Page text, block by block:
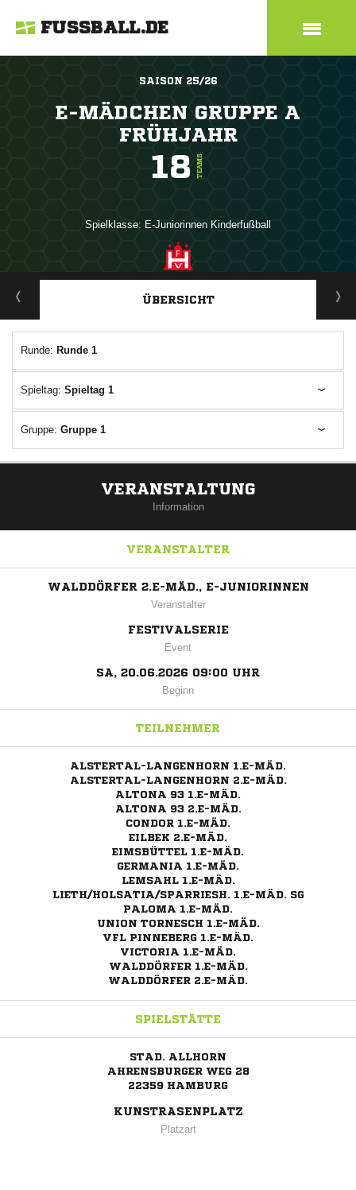
FUSSBALL.DE
SAISON 25/26
E-MÄDCHEN GRUPPE A
FRÜHJAHR
18 TEAMS
Spielklasse: E-Juniorinnen Kinderfußball
ANZEIGE
ÜBERSICHT
Runde: Runde 1
Spieltag: Spieltag 1
Gruppe: Gruppe 1
VERANSTALTUNG
Information
VERANSTALTER
WALDDÖRFER 2.E-MÄD., E-JUNIORINNEN
Veranstalter
FESTIVALSERIE
Event
SA, 20.06.2026 09:00 UHR
Beginn
TEILNEHMER
ALSTERTAL-LANGENHORN 1.E-MÄD.
ALSTERTAL-LANGENHORN 2.E-MÄD.
ALTONA 93 1.E-MÄD.
ALTONA 93 2.E-MÄD.
CONDOR 1.E-MÄD.
EILBEK 2.E-MÄD.
EIMSBÜTTEL 1.E-MÄD.
GERMANIA 1.E-MÄD.
LEMSAHL 1.E-MÄD.
LIETH/HOLSATIA/SPARRIESH. 1.E-MÄD. SG
PALOMA 1.E-MÄD.
UNION TORNESCH 1.E-MÄD.
VFL PINNEBERG 1.E-MÄD.
VICTORIA 1.E-MÄD.
WALDDÖRFER 1.E-MÄD.
WALDDÖRFER 2.E-MÄD.
SPIELSTÄTTE
STAD. ALLHORN
AHRENSBURGER WEG 28
22359 HAMBURG
KUNSTRASENPLATZ
Platzart